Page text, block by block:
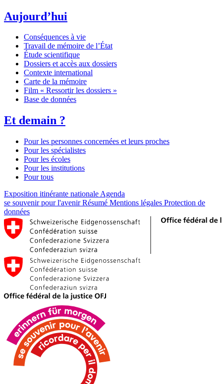
Aujourd’hui
Conséquences à vie
Travail de mémoire de l’État
Étude scientifique
Dossiers et accès aux dossiers
Contexte international
Carte de la mémoire
Film « Ressortir les dossiers »
Base de données
Et demain ?
Pour les personnes concernées et leurs proches
Pour les spécialistes
Pour les écoles
Pour les institutions
Pour tous
Exposition itinérante nationale Agenda
se souvenir pour l'avenirRésumé Mentions légales Protection de
données